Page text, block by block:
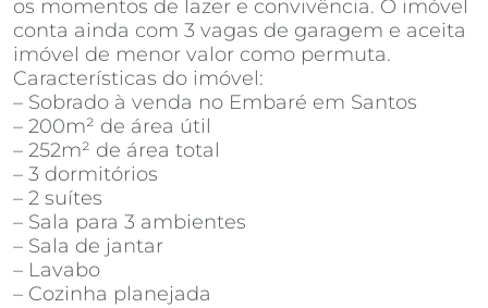
os momentos de lazer e convivência. O imóvel
conta ainda com 3 vagas de garagem e aceita
imóvel de menor valor como permuta.
Características do imóvel:
– Sobrado à venda no Embaré em Santos
– 200m² de área útil
– 252m² de área total
– 3 dormitórios
– 2 suítes
– Sala para 3 ambientes
– Sala de jantar
– Lavabo
– Cozinha planejada